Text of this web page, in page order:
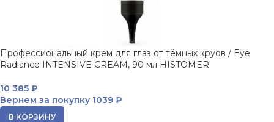
Профессиональный крем для глаз от тёмных круов / Eye
Radiance INTENSIVE CREAM, 90 мл HISTOMER
10 385 ₽
Вернем за покупку 1039 ₽
В КОРЗИНУ